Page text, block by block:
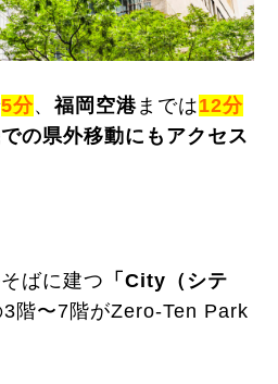
5分、福岡空港 までは12分
の県外移動にもアクセス
ばに建つ 「City（シテ
3階〜7階がZero-Ten Park